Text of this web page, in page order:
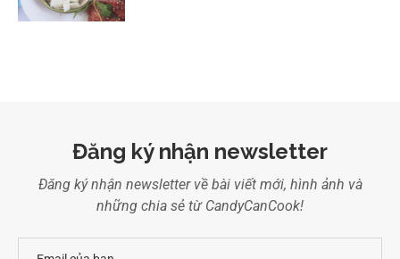
Đăng ký nhận newsletter
Đăng ký nhận newsletter về bài viết mới, hình ảnh và
những chia sẻ từ CandyCanCook!